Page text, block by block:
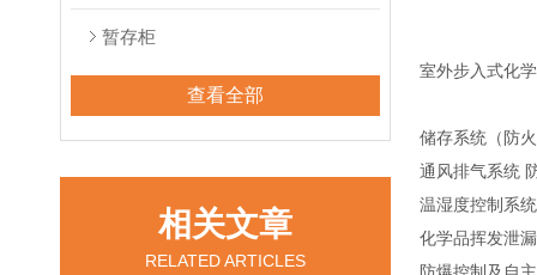
暂存柜
查看全部
相关文章
RELATED ARTICLES
室外步入式化
储存系统（防
通风排气系统
温湿度控制系
化学品挥发泄